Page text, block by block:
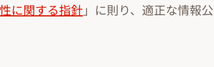
に関する指針」に則り、適正な情報